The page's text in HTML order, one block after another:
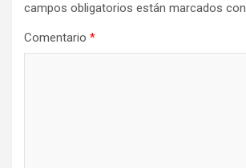
campos obligatorios están marcados con
Comentario *